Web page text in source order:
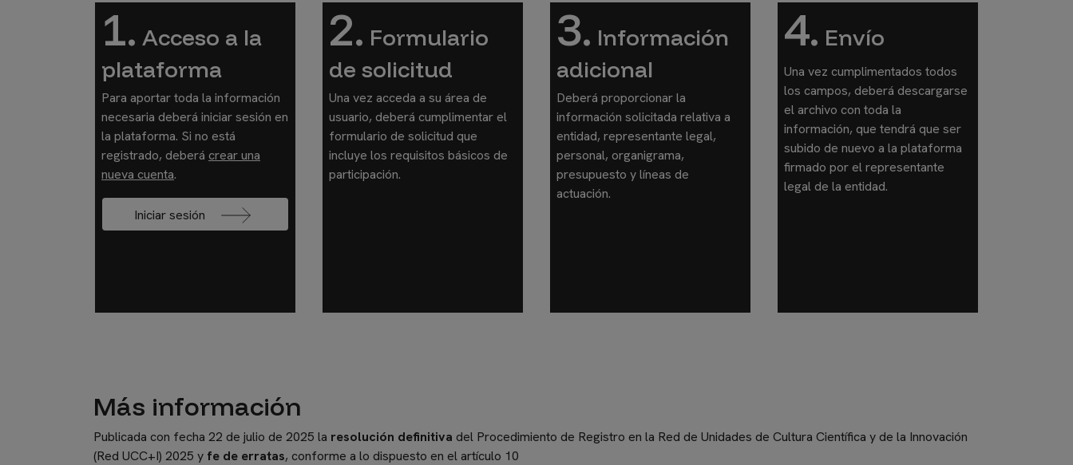
1. Acceso a la
plataforma
Para aportar toda la información
necesaria deberá iniciar sesión en
la plataforma. Si no está
registrado, deberá crear una
nueva cuenta.
Iniciar sesión
2. Formulario
de solicitud
Una vez acceda a su área de
usuario, deberá cumplimentar el
formulario de solicitud que
incluye los requisitos básicos de
participación.
3. Información
adicional
Deberá proporcionar la
información solicitada relativa a
entidad, representante legal,
personal, organigrama,
presupuesto y líneas de
actuación.
4. Envío
Una vez cumplimentados todos
los campos, deberá descargarse
el archivo con toda la
información, que tendrá que ser
subido de nuevo a la plataforma
firmado por el representante
legal de la entidad.
Más información
Publicada con fecha 22 de julio de 2025 la resolución definitiva del Procedimiento de Registro en la Red de Unidades de Cultura Científica y de la Innovación
(Red UCC+I) 2025 y fe de erratas, conforme a lo dispuesto en el artículo 10